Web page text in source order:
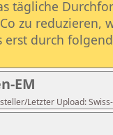
tägliche
zu reduzieren,
erst durch
EM
Letzter Upload: